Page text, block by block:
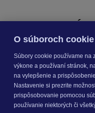
KROS
INÉ
O súboroch
Súbory cookie používame na
výkone a používaní stránok,
na vylepšenie a
Nastavenie si prezrite
prispôsobovanie pomocou
používanie niektorých či